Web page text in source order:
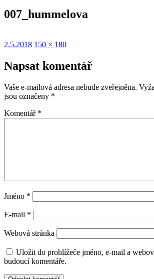
007_hummelova
Publikováno:
2.5.2018 Původní
150 × 180
Napsat komentář
Vaše e-mailová adresa nebude zveřejněna.
jsou označeny *
Komentář *
Jméno *
E-mail *
Webová stránka
Uložit do prohlížeče jméno, e-mail a
budoucí komentáře.